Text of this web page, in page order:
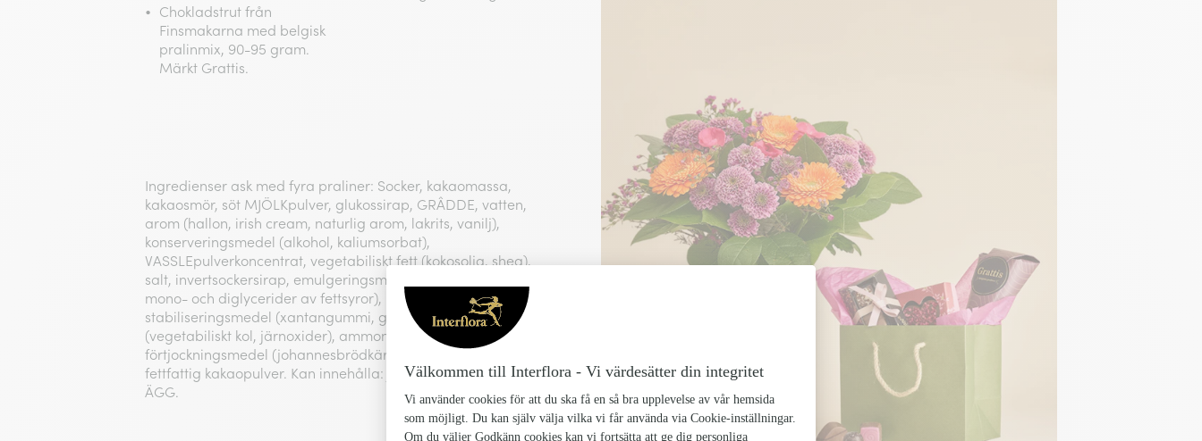
Chokladstrut från
Finsmakarna med belgisk
pralinmix, 90-95 gram.
Märkt Grattis.
Ingredienser ask med fyra praliner: Socker, kakaomassa,
kakaosmör, söt MJÖLKpulver, glukossirap, GRÂDDE, vatten,
arom (hallon, irish cream, naturlig arom, lakrits, vanilj),
konserveringsmedel (alkohol, kaliumsorbat),
VASSLEpulverkoncentrat, vegetabiliskt fett (kokosolja, shea),
salt, invertsockersirap, emulgeringsmedel (SOJA-lecitin,
mono- och diglycerider av fettsyror), kola, MJÖLKprotein,
stabiliseringsmedel (xantangummi, guargummi), färg
(vegetabiliskt kol, järnoxider), ammoniumklorid,
förtjockningsmedel (johannesbrödkärnor), syra (citronsyra),
fettfattig kakaopulver. Kan innehålla: JORDNÖTTER, NÖTTER,
ÄGG.